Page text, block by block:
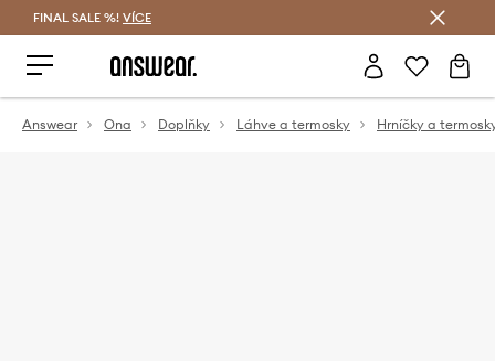
FINAL SALE %! VÍCE
Answear Ona Doplňky Láhve a termosky Hrníčky a